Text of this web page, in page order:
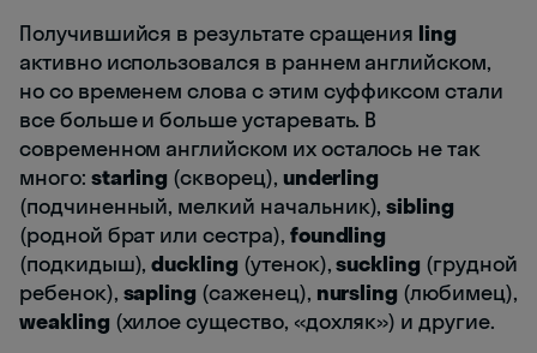
Получившийся в результате сращения ling
активно использовался в раннем английском,
но со временем слова с этим суффиксом стали
все больше и больше устаревать. В
современном английском их осталось не так
много: starling (скворец), underling
(подчиненный, мелкий начальник),sibling
(родной брат или сестра), foundling
(подкидыш),duckling (утенок),suckling (грудной
ребенок), sapling (саженец), nursling (любимец),
weakling (хилое существо, «дохляк») и другие.